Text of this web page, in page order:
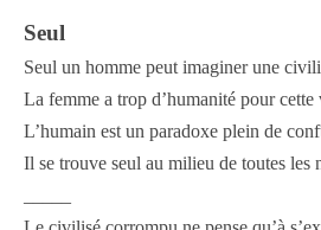
Seul
Seul un homme peut imaginer une
La femme a trop d’humanité pour cette
L’humain est un paradoxe plein de
Il se trouve seul au milieu de toutes les